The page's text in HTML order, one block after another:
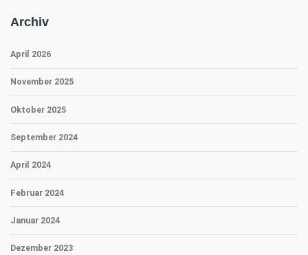
Archiv
April 2026
November 2025
Oktober 2025
September 2024
April 2024
Februar 2024
Januar 2024
Dezember 2023